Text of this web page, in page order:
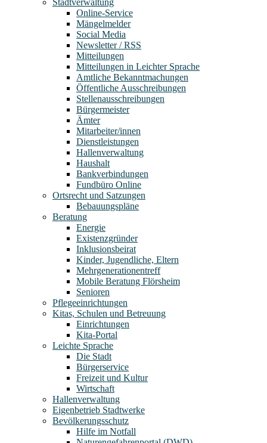
Online-Service
Mängelmelder
Social Media
Newsletter / RSS
Mitteilungen
Mitteilungen in Leichter Sprache
Amtliche Bekanntmachungen
Öffentliche Ausschreibungen
Stellenausschreibungen
Bürgermeister
Ämter
Mitarbeiter/innen
Dienstleistungen
Hallenverwaltung
Haushalt
Bankverbindungen
Fundbüro Online
Ortsrecht und Satzungen
Bebauungspläne
Beratung
Energie
Existenzgründer
Inklusionsbeirat
Kinder, Jugendliche, Eltern
Mehrgenerationentreff
Mobile Beratung Flörsheim
Senioren
Pflegeeinrichtungen
Kitas, Schulen und Betreuung
Einrichtungen
Kita-Portal
Leichte Sprache
Die Stadt
Bürgerservice
Freizeit und Kultur
Wirtschaft
Hallenverwaltung
Eigenbetrieb Stadtwerke
Bevölkerungsschutz
Hilfe im Notfall